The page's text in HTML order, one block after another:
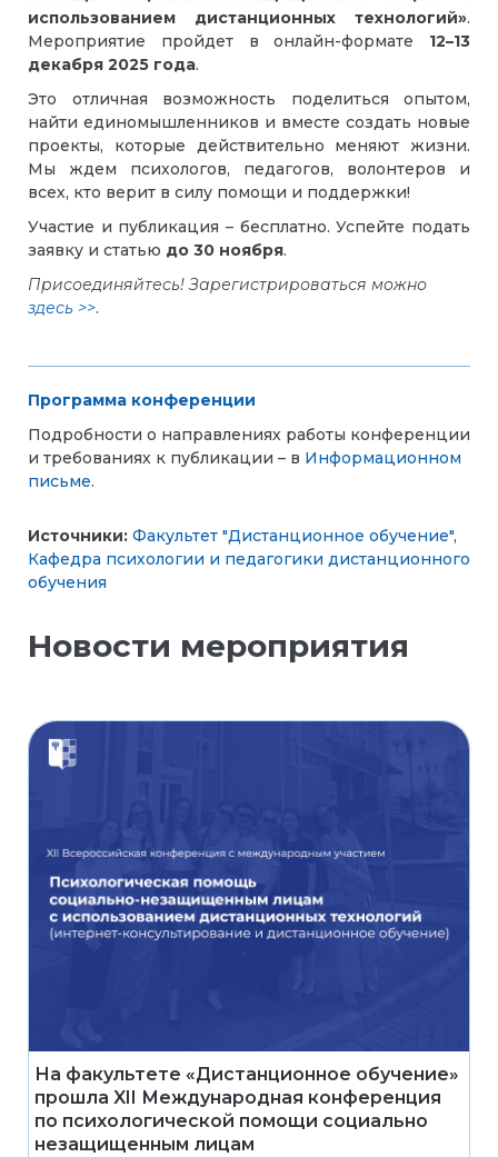
использованием дистанционных технологий».
Мероприятие пройдет в онлайн-формате 12–13
декабря 2025 года.
Это отличная возможность поделиться опытом,
найти единомышленников и вместе создать новые
проекты, которые действительно меняют жизни.
Мы ждем психологов, педагогов, волонтеров и
всех, кто верит в силу помощи и поддержки!
Участие и публикация – бесплатно. Успейте подать
заявку и статью до 30 ноября.
Присоединяйтесь! Зарегистрироваться можно
здесь >>.
Программа конференции
Подробности о направлениях работы конференции
и требованиях к публикации – в Информационном
письме.
Источники: Факультет "Дистанционное обучение",
Кафедра психологии и педагогики дистанционного
обучения
Новости мероприятия
На факультете «Дистанционное обучение»
прошла XII Международная конференция
по психологической помощи социально
незащищенным лицам